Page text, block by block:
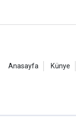
Anasayfa Künye